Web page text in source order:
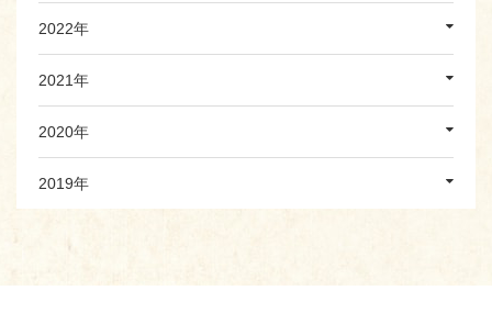
2022年
2021年
2020年
2019年